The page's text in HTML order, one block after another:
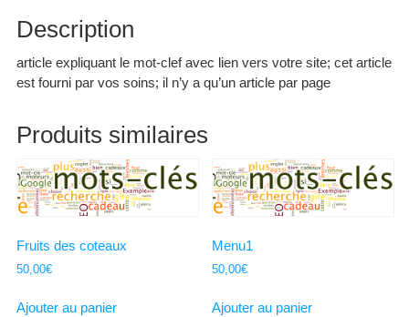
Description
article expliquant le mot-clef avec lien vers votre site; cet article
est fourni par vos soins; il n’y a qu’un article par page
Produits similaires
Fruits des coteaux
50,00€
Ajouter au panier
Menu1
50,00€
Ajouter au panier